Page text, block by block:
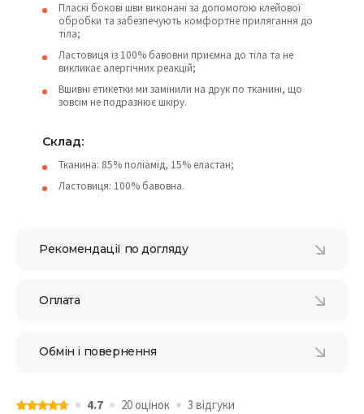
Пласкі бокові шви виконані за допомогою клейової
обробки та забезпечують комфортне прилягання до
тіла;
Ластовиця із 100% бавовни приємна до тіла та не
викликає алергічних реакцій;
Вшивні етикетки ми замінили на друк по тканині, що
зовсім не подразнює шкіру.
Склад:
Тканина: 85% поліамід, 15% еластан;
Ластовиця: 100% бавовна.
Рекомендації по догляду
Оплата
Обмін і повернення
4.7 20 оцiнок 3 відгуки